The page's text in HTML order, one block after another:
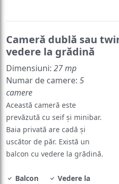
Cameră dublă sau
vedere la grădină
Dimensiuni: 27 mp
Numar de camere: 5
camere
Această cameră este
prevăzută cu seif și minibar.
Baia privată are cadă și
uscător de păr. Există un
balcon cu vedere la grădină.
Balcon
Vedere la